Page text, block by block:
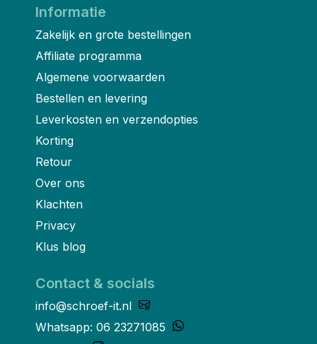
Informatie
Zakelijk en grote bestellingen
Affiliate programma
Algemene voorwaarden
Bestellen en levering
Leverkosten en verzendopties
Korting
Retour
Over ons
Klachten
Privacy
Klus blog
Contact & socials
info@schroef-it.nl
Whatsapp: 06 23271085